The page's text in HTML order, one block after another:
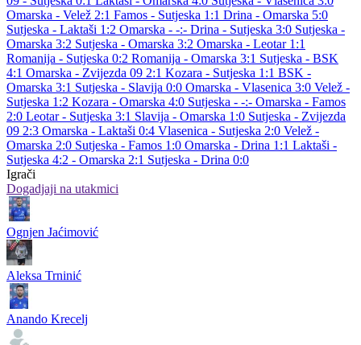
Omarska - Velež 2:1 Famos - Sutjeska 1:1 Drina - Omarska 5:0
Sutjeska - Laktaši 1:2 Omarska - -:- Drina - Sutjeska 3:0 Sutjeska -
Omarska 3:2 Sutjeska - Omarska 3:2 Omarska - Leotar 1:1
Romanija - Sutjeska 0:2 Romanija - Omarska 3:1 Sutjeska - BSK
4:1 Omarska - Zvijezda 09 2:1 Kozara - Sutjeska 1:1 BSK -
Omarska 3:1 Sutjeska - Slavija 0:0 Omarska - Vlasenica 3:0 Velež -
Sutjeska 1:2 Kozara - Omarska 4:0 Sutjeska - -:- Omarska - Famos
2:0 Leotar - Sutjeska 3:1 Slavija - Omarska 1:0 Sutjeska - Zvijezda
09 2:3 Omarska - Laktaši 0:4 Vlasenica - Sutjeska 2:0 Velež -
Omarska 2:0 Sutjeska - Famos 1:0 Omarska - Drina 1:1 Laktaši -
Sutjeska 4:2 - Omarska 2:1 Sutjeska - Drina 0:0
Igrači
Dogadjaji na utakmici
Ognjen Jaćimović
Aleksa Trninić
Anando Krecelj